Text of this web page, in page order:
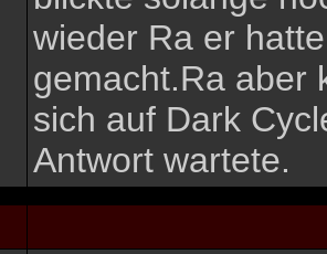
wieder Ra er
gemacht.Ra aber
sich auf Dark
Antwort wartete.